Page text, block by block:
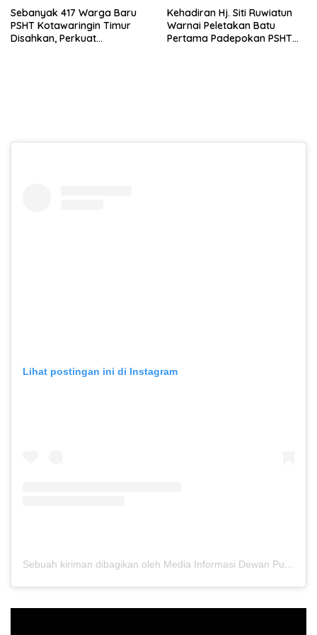
Sebanyak 417 Warga Baru
PSHT Kotawaringin Timur
Disahkan, Perkuat
Kehadiran Hj. Siti Ruwiatun
Warnai Peletakan Batu
Pertama Padepokan PSHT
Lihat postingan ini di Instagram
Sebuah kiriman dibagikan oleh Media Informasi Dewan Pusat Persaudaraan Setia Hati Terate (@media.dewanpusat)